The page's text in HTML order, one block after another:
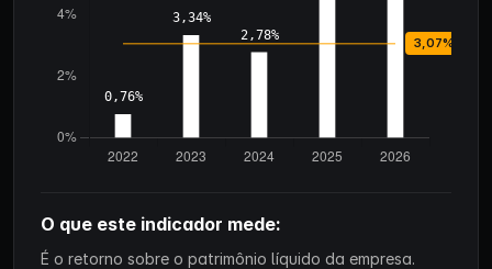
O que este indicador mede:
É o retorno sobre o patrimônio líquido da empresa.